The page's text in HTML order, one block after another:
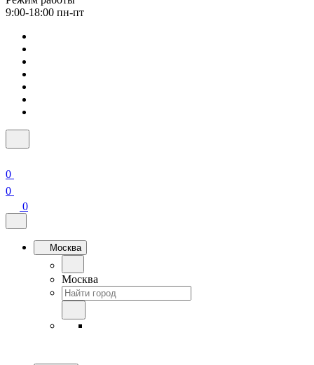
9:00-18:00 пн-пт
0
0
0
Москва
Москва